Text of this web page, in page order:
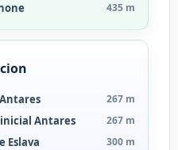
435 m
267 m
Antares 267 m
Eslava 300 m